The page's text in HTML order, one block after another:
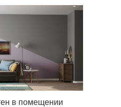
в помещении